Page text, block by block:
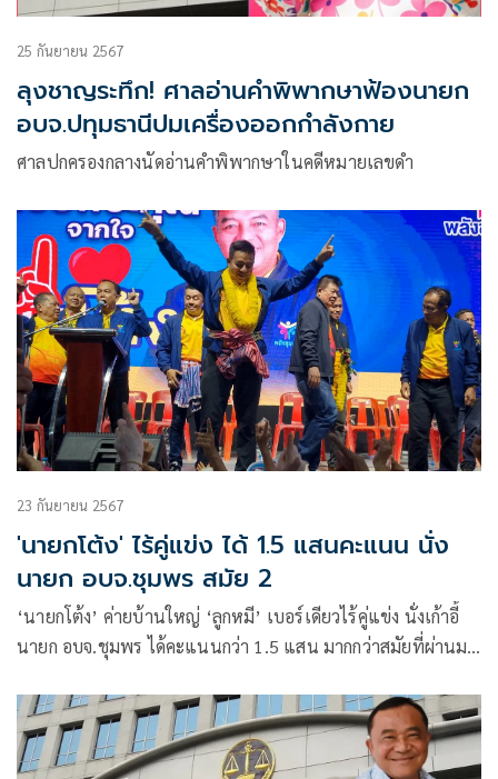
25 กันยายน 2567
ลุงชาญระทึก! ศาลอ่านคำพิพากษาฟ้องนายก
อบจ.ปทุมธานีปมเครื่องออกกำลังกาย
ศาลปกครองกลางนัดอ่านคำพิพากษาในคดีหมายเลขดำ
23 กันยายน 2567
'นายกโต้ง' ไร้คู่แข่ง ได้ 1.5 แสนคะแนน นั่ง
นายก อบจ.ชุมพร สมัย 2
‘นายกโต้ง’ ค่ายบ้านใหญ่ ‘ลูกหมี’ เบอร์เดียวไร้คู่แข่ง นั่งเก้าอี้
นายก อบจ.ชุมพร ได้คะแนนกว่า 1.5 แสน มากกว่าสมัยที่ผ่านมา